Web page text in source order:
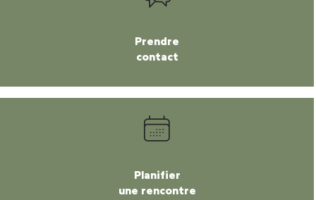
Prendre
contact
Planifier
une rencontre